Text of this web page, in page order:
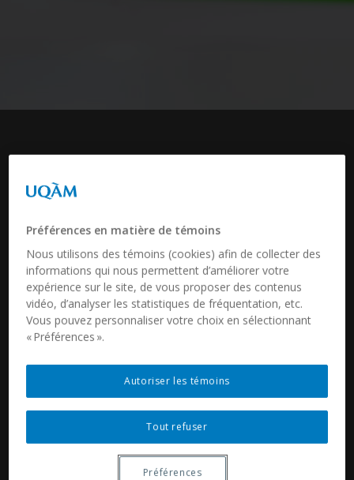
Préférences en matière de témoins
Nous utilisons des témoins (cookies) afin de collecter des
informations qui nous permettent d’améliorer votre
expérience sur le site, de vous proposer des contenus
vidéo, d’analyser les statistiques de fréquentation, etc.
Vous pouvez personnaliser votre choix en sélectionnant
« Préférences ».
Tout refuser
Autoriser les témoins
Préférences